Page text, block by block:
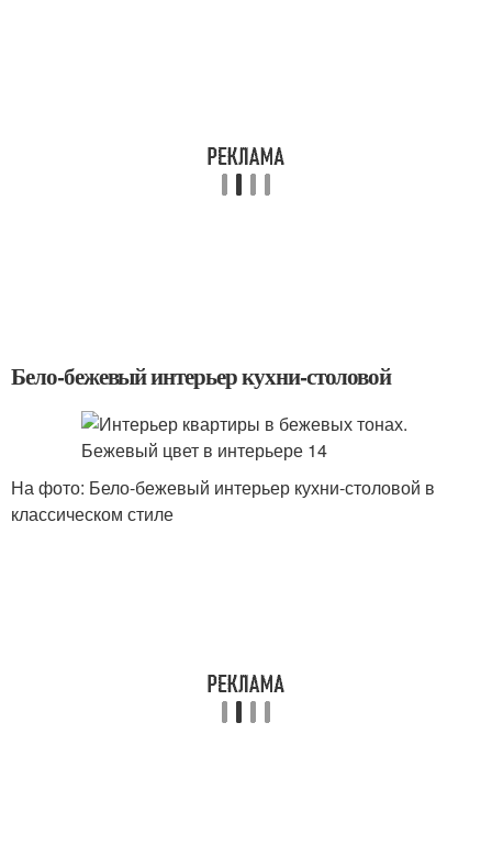
Бело-бежевый интерьер кухни-столовой
На фото: Бело-бежевый интерьер кухни-столовой в
классическом стиле